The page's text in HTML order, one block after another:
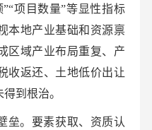
项目数量”等显性指标
本地产业基础和资源禀
区域产业布局重复、产
收返还、土地低价出让
到根治。
垒。要素获取、资质认